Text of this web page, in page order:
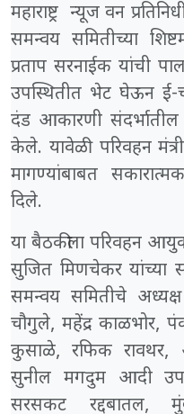
महाराष्ट्र न्यूज वन
समन्वय समितीच्या
प्रताप सरनाईक यांची
उपस्थितीत भेट घेऊन ई-
दंड आकारणी संदर्भातील
केले. यावेळी परिवहन
मागण्यांबाबत
दिले.
या बैठकीला परिवहन
सुजित मिणचेकर यांच्या
समन्वय समितीचे
चौगुले, महेंद्र काळभोर,
कुसाळे, रफिक रावथर,
सुनील मगदुम आदी
सरसकट रद्दबातल,